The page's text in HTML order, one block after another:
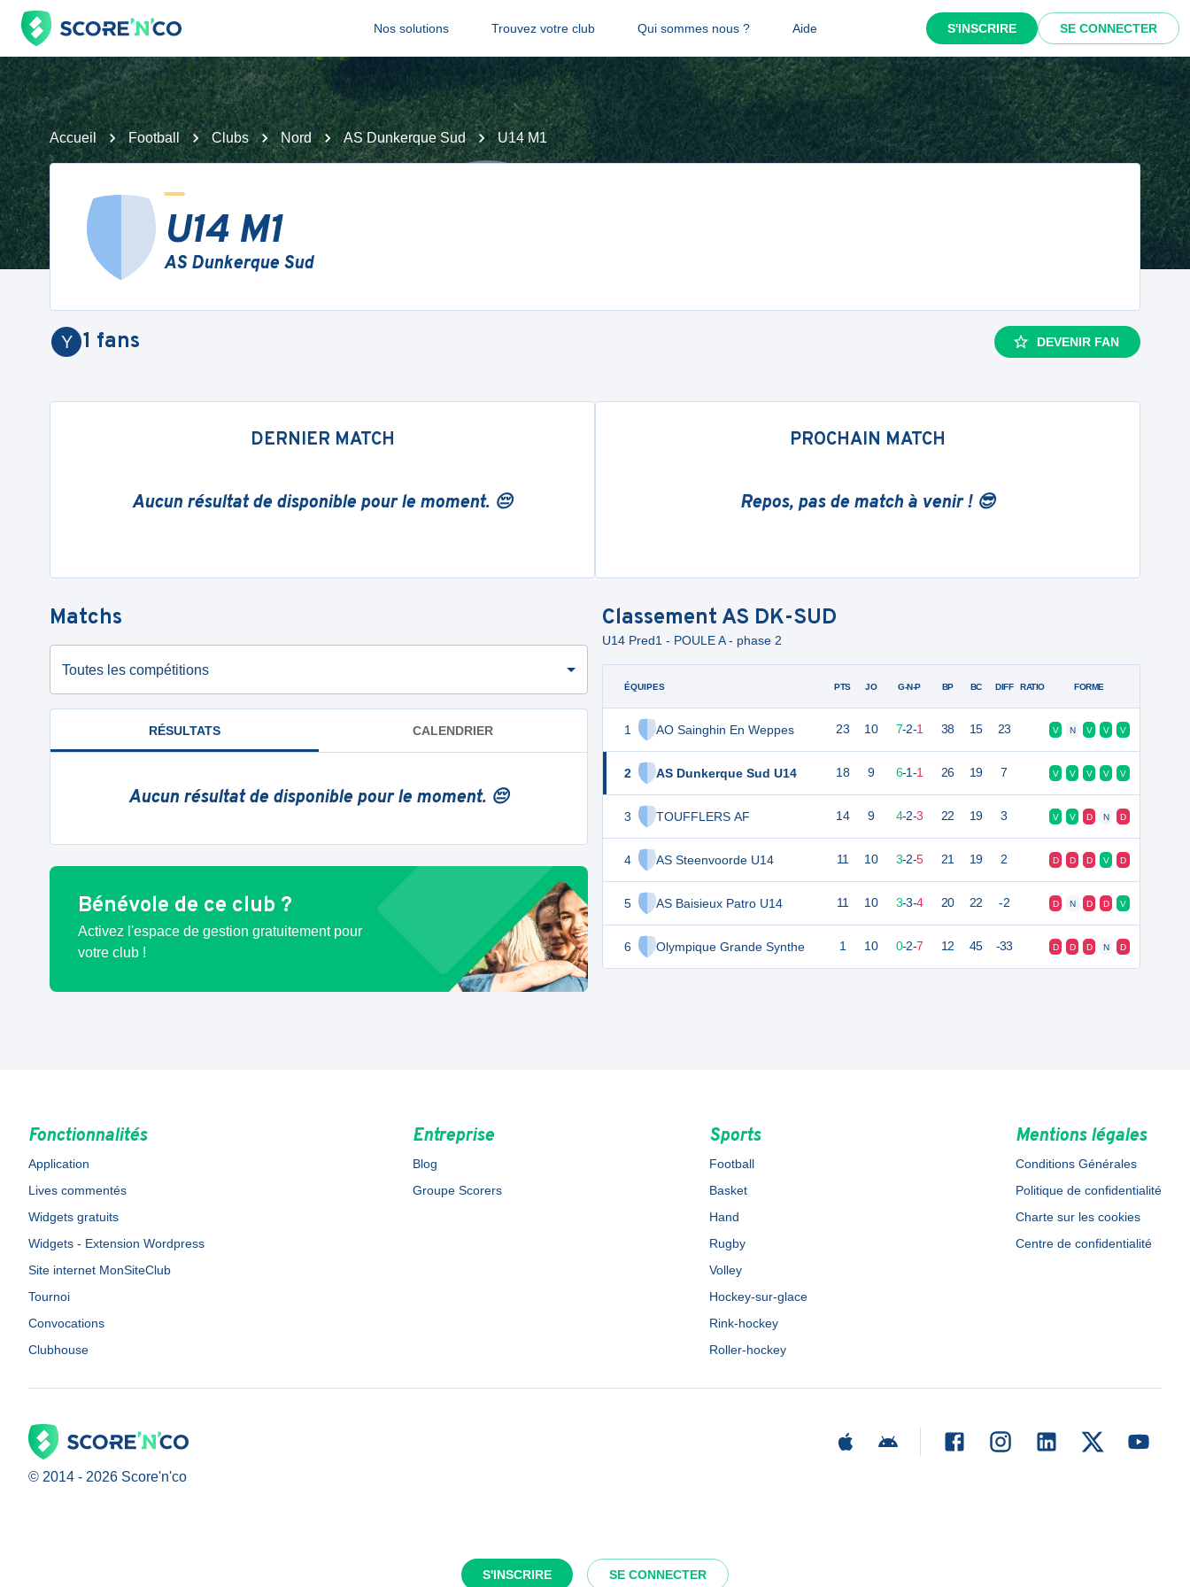
Nos solutions Trouvez votre club Qui sommes nous ? Aide S'INSCRIRE SE CONNECTER
S'INSCRIRE SE CONNECTER
Accueil Football Clubs Nord AS Dunkerque Sud U14 M1
U14 M1
AS Dunkerque Sud
Y 1 fans DEVENIR FAN
DERNIER MATCH
Aucun résultat de disponible pour le moment. 😔
PROCHAIN MATCH
Repos, pas de match à venir ! 😎
Matchs
Toutes les compétitions
RÉSULTATS CALENDRIER
Aucun résultat de disponible pour le moment. 😔
Bénévole de ce club ?
Activez l'espace de gestion gratuitement pour
votre club !
Classement AS DK-SUD
U14 Pred1 - POULE A - phase 2
ÉQUIPES
1 AO Sainghin En Weppes
2 AS Dunkerque Sud U14
3 TOUFFLERS AF
4 AS Steenvoorde U14
5 AS Baisieux Patro U14
6 Olympique Grande Synthe
PTS JO G-N-P BP BC DIFF RATIO FORME
23 10 7-2-1 38 15 23 V N V V V
18 9 6-1-1 26 19 7 V V V V V
14 9 4-2-3 22 19 3 V V D N D
11 10 3-2-5 21 19 2 D D D V D
11 10 3-3-4 20 22 -2 D N D D V
1 10 0-2-7 12 45 -33 D D D N D
Fonctionnalités
Application
Lives commentés
Widgets gratuits
Widgets - Extension Wordpress
Site internet MonSiteClub
Tournoi
Convocations
Clubhouse
Entreprise
Blog
Groupe Scorers
Sports
Football
Basket
Hand
Rugby
Volley
Hockey-sur-glace
Rink-hockey
Roller-hockey
Mentions légales
Conditions Générales
Politique de confidentialité
Charte sur les cookies
Centre de confidentialité
© 2014 - 2026 Score'n'co